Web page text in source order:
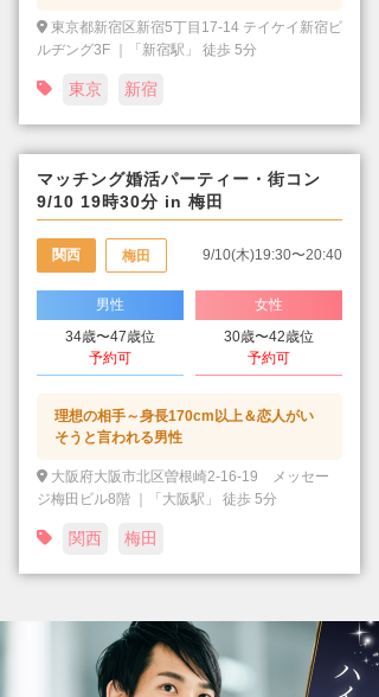
東京都新宿区新宿5丁目17-14 テイケイ新宿ビ
ルヂング3F ｜「新宿駅」 徒歩 5分
東京 新宿
マッチング婚活パーティー・街コン
9/10 19時30分 in 梅田
関西 梅田 9/10(木)19:30〜20:40
男性
34歳〜47歳位
予約可
女性
30歳〜42歳位
予約可
理想の相手～身長170cm以上＆恋人がい
そうと言われる男性
大阪府大阪市北区曽根崎2-16-19 メッセー
ジ梅田ビル8階 ｜「大阪駅」 徒歩 5分
関西 梅田